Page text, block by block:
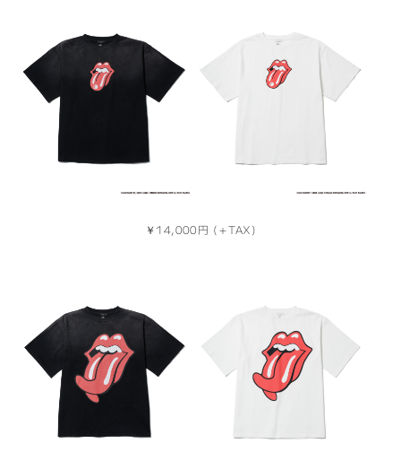
￥14,000円 (＋TAX)